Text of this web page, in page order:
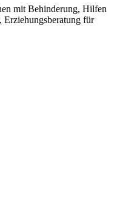
mit Behinderung, Hilfen
für